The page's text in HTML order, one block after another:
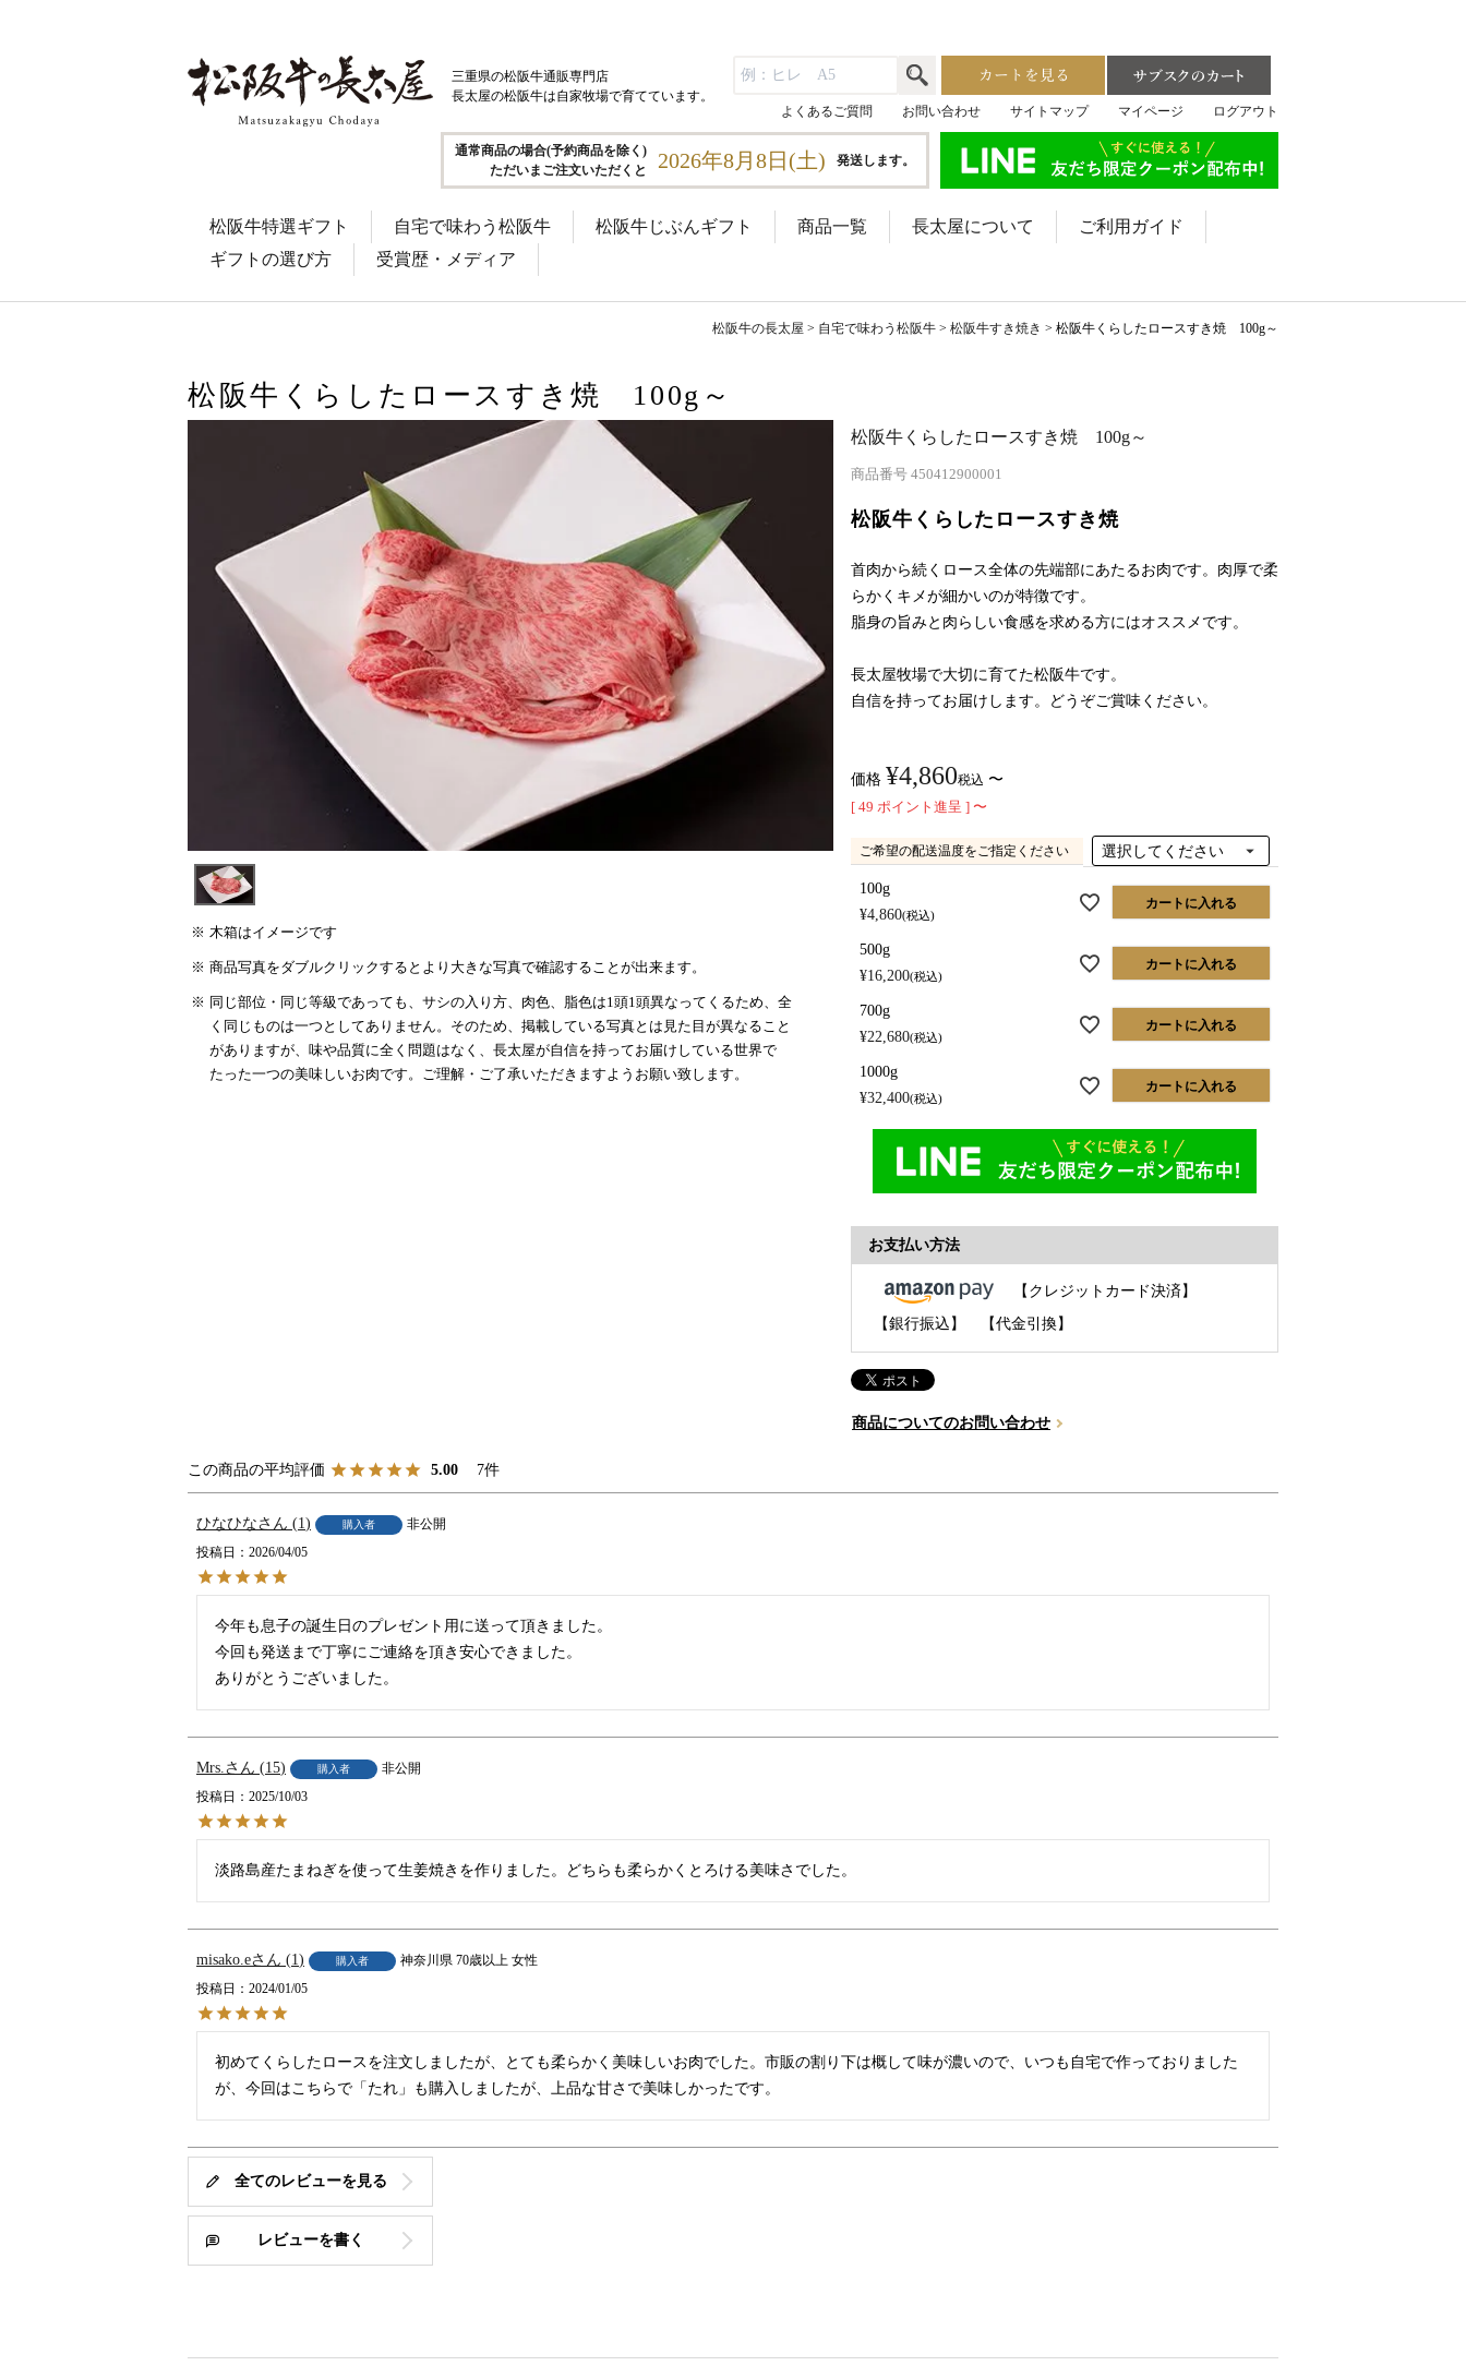
三重県の松阪牛通販専門店
長太屋の松阪牛は自家牧場で育てています。
よくあるご質問
お問い合わせ サイトマップ マイページ ログアウト
通常商品の場合(予約商品を除く)
ただいまご注文いただくと
2026年8月8日(土) 発送します。
松阪牛特選ギフト 自宅で味わう松阪牛 松阪牛じぶんギフト 商品一覧 長太屋について
ご利用ガイド
ギフトの選び方
受賞歴・メディア
松阪牛の長太屋 自宅で味わう松阪牛 松阪牛すき焼き 松阪牛くらしたロースすき焼 100g～
松阪牛くらしたロースすき焼 100g～
木箱はイメージです
商品写真をダブルクリックするとより大きな写真で確認することが出来ます。
同じ部位・同じ等級であっても、サシの入り方、肉色、脂色は1頭1頭異なってくるため、全
く同じものは一つとしてありません。そのため、掲載している写真とは見た目が異なること
がありますが、味や品質に全く問題はなく、長太屋が自信を持ってお届けしている世界で
たった一つの美味しいお肉です。ご理解・ご了承いただきますようお願い致します。
松阪牛くらしたロースすき焼 100g～
商品番号 450412900001
松阪牛くらしたロースすき焼
首肉から続くロース全体の先端部にあたるお肉です。肉厚で柔
らかくキメが細かいのが特徴です。
脂身の旨みと肉らしい食感を求める方にはオススメです。
長太屋牧場で大切に育てた松阪牛です。
自信を持ってお届けします。どうぞご賞味ください。
価格 ¥4,860税込 〜
[ 49 ポイント進呈 ] 〜
ご希望の配送温度をご指定ください
100g
¥4,860 税込
カートに入れる
500g
¥16,200 税込
カートに入れる
700g
¥22,680 税込
カートに入れる
1000g
¥32,400 税込
カートに入れる
お支払い方法
【クレジットカード決済】
【銀行振込】
【代金引換】
商品についてのお問い合わせ
5.00 7
ひなひな 1 購入者
非公開
投稿日
2026/04/05
今年も息子の誕生日のプレゼント用に送って頂きました。
今回も発送まで丁寧にご連絡を頂き安心できました。
Mrs. 15 購入者
非公開
投稿日
2025/10/03
淡路島産たまねぎを使って生姜焼きを作りました。どちらも柔らかくとろける美味さでした。
misako.e 1 購入者 神奈川県 70歳以上 女性
投稿日
2024/01/05
初めてくらしたロースを注文しましたが、とても柔らかく美味しいお肉でした。市販の割り下は概して味が濃いので、いつも自宅で作っておりました
が、今回はこちらで「たれ」も購入しましたが、上品な甘さで美味しかったです。
全てのレビューを見る
レビューを書く